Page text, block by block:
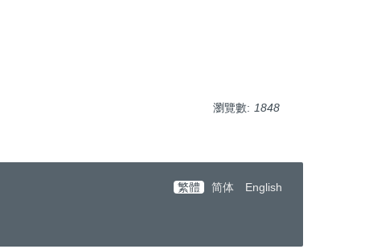
瀏覽數: 1848
繁體 简体
English